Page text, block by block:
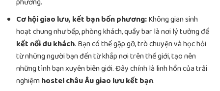
Cơ hội giao lưu, kết bạn bốn phương:Không gian sinh
hoạt chung như bếp, phòng khách, quầy bar là nơi lý tưởng để
kết nối du khách. Bạn có thể gặp gỡ, trò chuyện và học hỏi
từ những người bạn đến từ khắp nơi trên thế giới, tạo nên
những tình bạn xuyên biên giới. Đây chính là linh hồn của trải
nghiệmhostel châu Âu giao lưu kết bạn.